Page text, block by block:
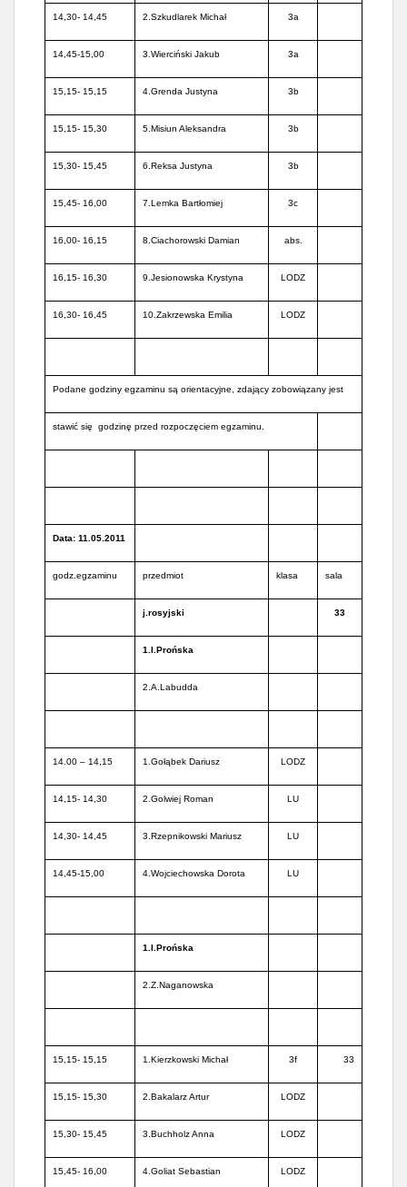
14,30- 14,45 2.Szkudlarek Michał 3a
14,45-15,00 3.Wierciński Jakub 3a
15,15- 15,15 4.Grenda Justyna 3b
15,15- 15,30 5.Misiun Aleksandra 3b
15,30- 15,45 6.Reksa Justyna 3b
15,45- 16,00 7.Lemka Bartłomiej 3c
16,00- 16,15 8.Ciachorowski Damian abs.
16,15- 16,30 9.Jesionowska Krystyna LODZ
16,30- 16,45 10.Zakrzewska Emilia LODZ
Podane godziny egzaminu są orientacyjne, zdający zobowiązany jest
stawić się godzinę przed rozpoczęciem egzaminu.
Data: 11.05.2011
godz.egzaminu przedmiot klasa sala
j.rosyjski 33
1.I.Prońska
2.A.Labudda
14.00 – 14,15 1.Gołąbek Dariusz LODZ
14,15- 14,30 2.Golwiej Roman LU
14,30- 14,45 3.Rzepnikowski Mariusz LU
14,45-15,00 4.Wojciechowska Dorota LU
1.I.Prońska
2.Z.Naganowska
15,15- 15,15 1.Kierzkowski Michał 3f 33
15,15- 15,30 2.Bakalarz Artur LODZ
15,30- 15,45 3.Buchholz Anna LODZ
15,45- 16,00 4.Goliat Sebastian LODZ